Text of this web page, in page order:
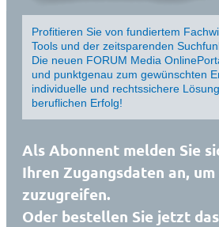
Profitieren Sie von fundiertem
Tools und der zeitsparenden
Die neuen FORUM Media
und punktgenau zum gewünschten
individuelle und rechtssichere
beruflichen Erfolg!
Als Abonnent melden Sie
Ihren Zugangsdaten an,
zuzugreifen.
Oder bestellen Sie jetzt